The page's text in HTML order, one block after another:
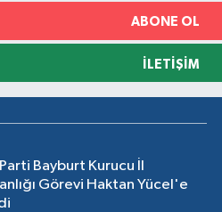
ABONE OL
İLETIŞIM
Bayburt Kurucu İl
Görevi Haktan Yücel'e